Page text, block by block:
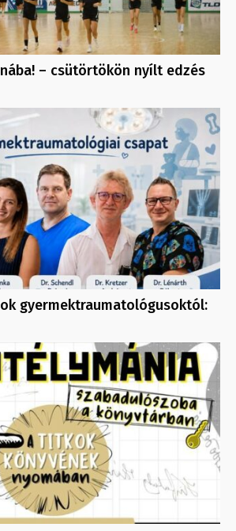
– csütörtökön nyílt edzés
gyermektraumatológusoktól: